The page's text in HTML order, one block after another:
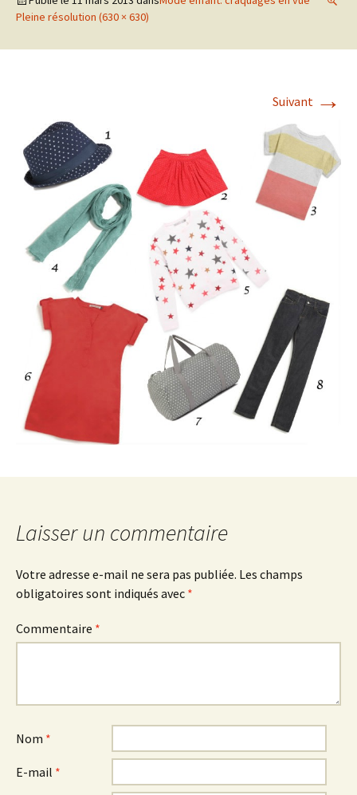
Pleine résolution (630 × 630)
Suivant →
Laisser un commentaire
Votre adresse e-mail ne sera pas publiée. Les champs
obligatoires sont indiqués avec *
Commentaire *
Nom *
E-mail *